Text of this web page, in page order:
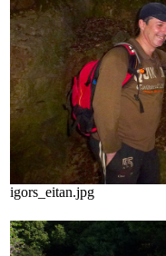
igors_eitan.jpg